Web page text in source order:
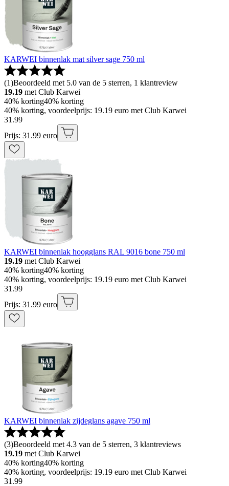
KARWEI binnenlak mat silver sage 750 ml
(1)Beoordeeld met 5.0 van de 5 sterren, 1 klantreview
19.19 met Club Karwei
40% korting40% korting
40% korting, voordeelprijs: 19.19 euro met Club Karwei
31 .99
Prijs: 31.99 euro
KARWEI binnenlak hoogglans RAL 9016 bone 750 ml
19.19 met Club Karwei
40% korting40% korting
40% korting, voordeelprijs: 19.19 euro met Club Karwei
31 .99
Prijs: 31.99 euro
KARWEI binnenlak zijdeglans agave 750 ml
(3)Beoordeeld met 4.3 van de 5 sterren, 3 klantreviews
19.19 met Club Karwei
40% korting40% korting
40% korting, voordeelprijs: 19.19 euro met Club Karwei
31 .99